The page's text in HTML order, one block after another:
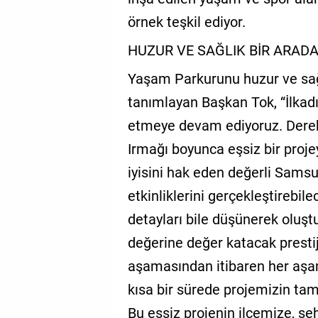
örnek teşkil ediyor.
HUZUR VE SAĞLIK BİR
Yaşam Parkurunu huzur ve
tanımlayan Başkan Tok,
etmeye devam ediyoruz.
Irmağı boyunca eşsiz bir
iyisini hak eden değerli
etkinliklerini
detayları bile düşünerek
değerine değer katacak
aşamasından itibaren her
kısa bir sürede projemizin
Bu eşsiz projenin ilçemize,